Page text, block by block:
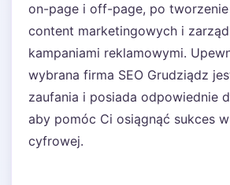
on-page i off-page, po
content marketingowych i
kampaniami reklamowymi.
wybrana firma SEO Grudziądz
zaufania i posiada odpowiednie
aby pomóc Ci osiągnąć sukces
cyfrowej.